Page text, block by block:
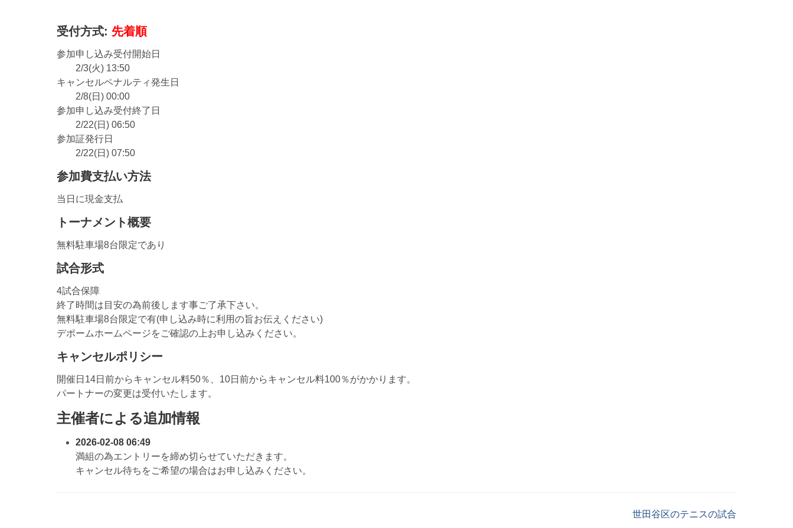
受付方式: 先着順
参加申し込み受付開始日
2/3(火) 13:50
キャンセルペナルティ発生日
2/8(日) 00:00
参加申し込み受付終了日
2/22(日) 06:50
参加証発行日
2/22(日) 07:50
参加費支払い方法
当日に現金支払
トーナメント概要
無料駐車場8台限定であり
試合形式
4試合保障
終了時間は目安の為前後します事ご了承下さい。
無料駐車場8台限定で有(申し込み時に利用の旨お伝えください)
デポームホームページをご確認の上お申し込みください。
キャンセルポリシー
開催日14日前からキャンセル料50％、10日前からキャンセル料100％がかかります。
パートナーの変更は受付いたします。
主催者による追加情報
2026-02-08 06:49
満組の為エントリーを締め切らせていただきます。
キャンセル待ちをご希望の場合はお申し込みください。
世田谷区のテニスの試合